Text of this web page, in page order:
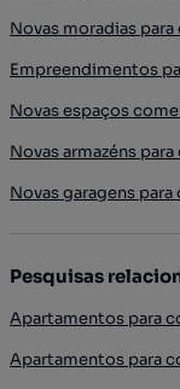
Novas moradias
Empreendimentos
Novas espaços
Novas armazéns
Novas garagens
Pesquisas
Apartamentos para
Apartamentos para